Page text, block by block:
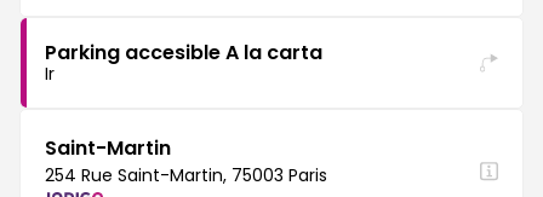
Parking accesible A la carta
Ir
Saint-Martin
254 Rue Saint-Martin, 75003 Paris